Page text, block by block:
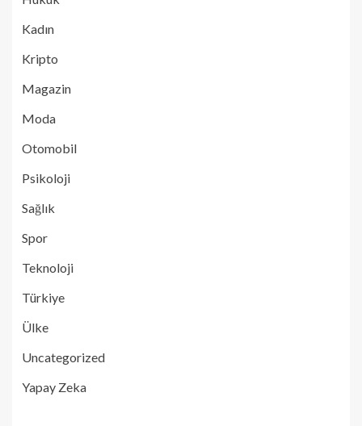
Kadın
Kripto
Magazin
Moda
Otomobil
Psikoloji
Sağlık
Spor
Teknoloji
Türkiye
Ülke
Uncategorized
Yapay Zeka